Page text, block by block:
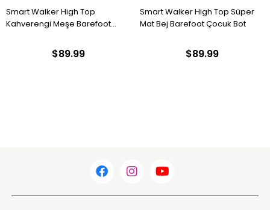
Smart Walker High Top Süper
Mat Bej Barefoot Çocuk Bot
$89.99
Smart Walker High Top Pembe
Işık Barefoot Çocuk Bot
$89.99